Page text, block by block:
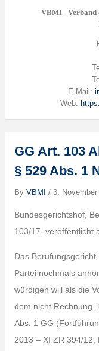
VBMI - Verband
E-Mail:
Web:
GG Art. 103
§ 529 Abs. 1
By VBMI / 3. November
Bundesgerichtshof,
103/17, veröffentlicht
Das
Partei nochmals
würdigen will als die
dem nicht Rechnung,
Abs. 1 GG
2013 – XI ZR 394/12,